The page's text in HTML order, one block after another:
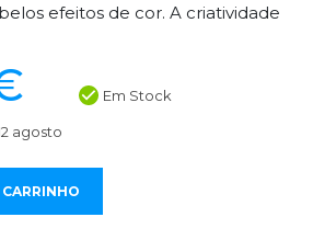
efeitos de cor. A criatividade
Em Stock
agosto